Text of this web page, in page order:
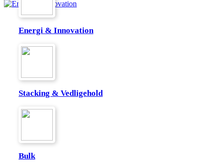
Energi & Innovation
Læs mere
Stacking & Vedligehold
Læs mere
Bulk